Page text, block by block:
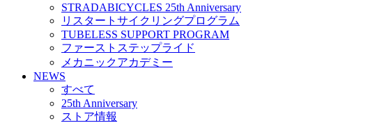
STRADABICYCLES 25th Anniversary
リスタートサイクリングプログラム
TUBELESS SUPPORT PROGRAM
ファーストステップライド
メカニックアカデミー
NEWS
すべて
25th Anniversary
ストア情報